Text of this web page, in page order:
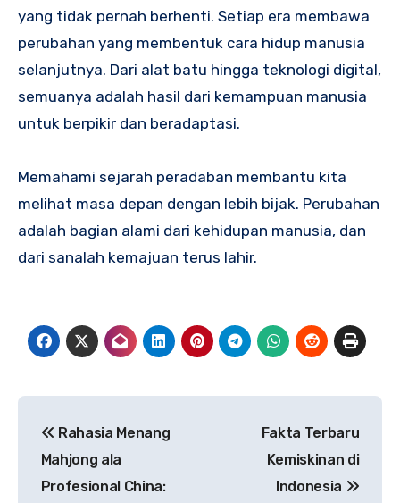
yang tidak pernah berhenti. Setiap era membawa
perubahan yang membentuk cara hidup manusia
selanjutnya. Dari alat batu hingga teknologi digital,
semuanya adalah hasil dari kemampuan manusia
untuk berpikir dan beradaptasi.
Memahami sejarah peradaban membantu kita
melihat masa depan dengan lebih bijak. Perubahan
adalah bagian alami dari kehidupan manusia, dan
dari sanalah kemajuan terus lahir.
pos
Rahasia Menang
Mahjong ala
Profesional China:
Fakta Terbaru
Kemiskinan di
Indonesia